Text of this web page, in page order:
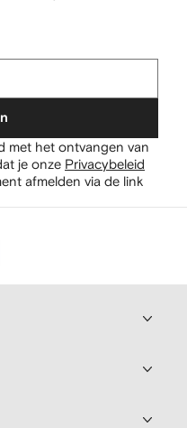
met het ontvangen van
je onze Privacybeleid
afmelden via de link